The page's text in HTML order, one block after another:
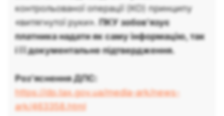
контрольованої операції (КО) принципу
«витягнутої руки». ПКУ зобов'язує
платника надати як саму інформацію, так
і її документальне підтвердження.
Роз’яснення ДПС:
https://dp.tax.gov.ua/media-ark/news-
ark/463358.html